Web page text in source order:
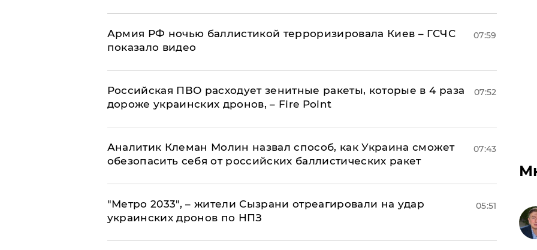
Армия РФ ночью баллистикой терроризировала Киев – ГСЧС
показало видео
07:59
Российская ПВО расходует зенитные ракеты, которые в 4 раза
дороже украинских дронов, – Fire Point
07:52
Аналитик Клеман Молин назвал способ, как Украина сможет
обезопасить себя от российских баллистических ракет
07:43
"Метро 2033", – жители Сызрани отреагировали на удар
украинских дронов по НПЗ
05:51